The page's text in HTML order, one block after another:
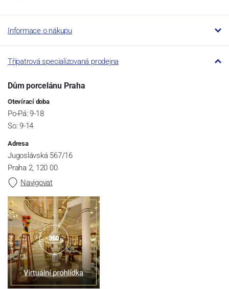
Informace o nákupu
Třípatrová specializovaná prodejna
Dům porcelánu Praha
Otevírací doba
Po-Pá: 9-18
So: 9-14
Adresa
Jugoslávská 567/16
Praha 2, 120 00
Navigovat